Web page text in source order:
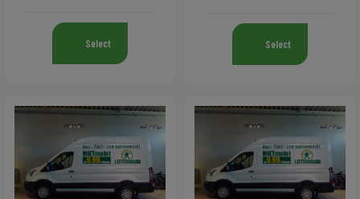
Select Select